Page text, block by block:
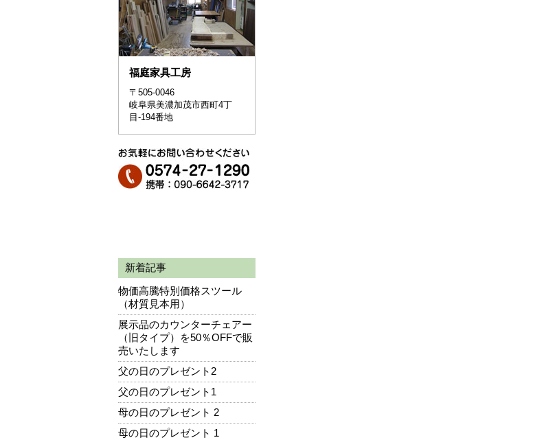
福庭家具工房
〒505-0046
岐阜県美濃加茂市西町4丁
目-194番地
新着記事
物価高騰特別価格スツール
（材質見本用）
展示品のカウンターチェアー
（旧タイプ）を50％OFFで販
売いたします
父の日のプレゼント2
父の日のプレゼント1
母の日のプレゼント 2
母の日のプレゼント 1